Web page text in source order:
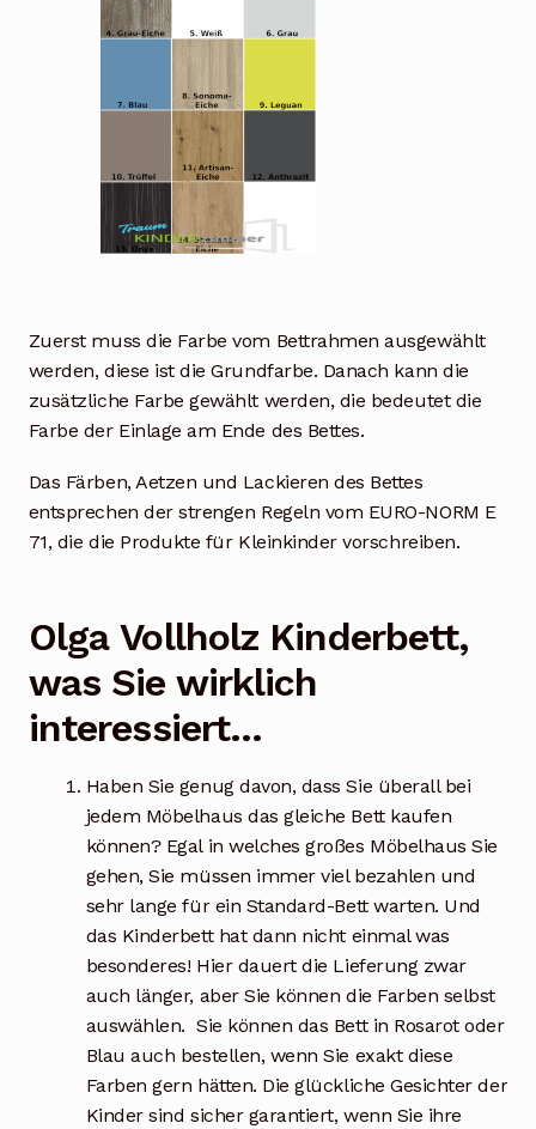
Zuerst muss die Farbe vom Bettrahmen ausgewählt
werden, diese ist die Grundfarbe. Danach kann die
zusätzliche Farbe gewählt werden, die bedeutet die
Farbe der Einlage am Ende des Bettes.
Das Färben, Aetzen und Lackieren des Bettes
entsprechen der strengen Regeln vom EURO-NORM E
71, die die Produkte für Kleinkinder vorschreiben.
Olga Vollholz Kinderbett,
was Sie wirklich
interessiert…
Haben Sie genug davon, dass Sie überall bei
jedem Möbelhaus das gleiche Bett kaufen
können? Egal in welches großes Möbelhaus Sie
gehen, Sie müssen immer viel bezahlen und
sehr lange für ein Standard-Bett warten. Und
das Kinderbett hat dann nicht einmal was
besonderes! Hier dauert die Lieferung zwar
auch länger, aber Sie können die Farben selbst
auswählen. Sie können das Bett in Rosarot oder
Blau auch bestellen, wenn Sie exakt diese
Farben gern hätten. Die glückliche Gesichter der
Kinder sind sicher garantiert, wenn Sie ihre